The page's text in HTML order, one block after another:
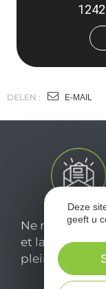
DELEN : E-MAIL
Ne manquez
et laissez-
pleinement de
Deze
geeft u